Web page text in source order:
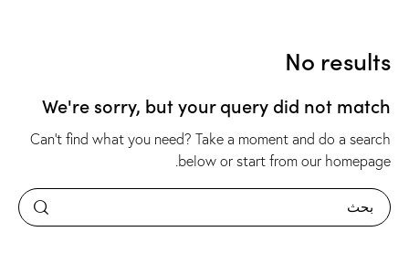
No results
We're sorry, but your query did not match
Can't find what you need? Take a moment and do a search
below or start from our homepage
.